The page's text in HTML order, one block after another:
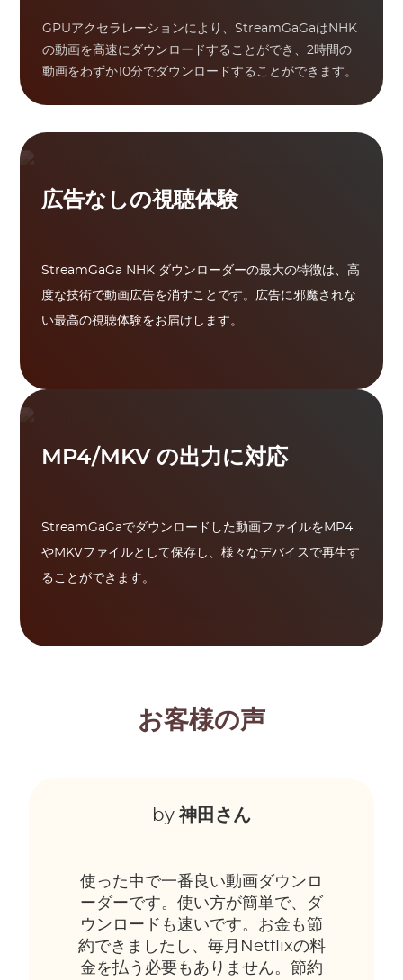
GPUアクセラレーションにより、StreamGaGaはNHK
の動画を高速にダウンロードすることができ、2時間の
動画をわずか10分でダウンロードすることができます。
広告なしの視聴体験
StreamGaGa NHK ダウンローダーの最大の特徴は、高
度な技術で動画広告を消すことです。広告に邪魔されな
い最高の視聴体験をお届けします。
MP4/MKV の出力に対応
StreamGaGaでダウンロードした動画ファイルをMP4
やMKVファイルとして保存し、様々なデバイスで再生す
ることができます。
お客様の声
by 神田さん
使った中で一番良い動画ダウンロ
ーダーです。使い方が簡単で、ダ
ウンロードも速いです。お金も節
約できましたし、毎月Netflixの料
金を払う必要もありません。節約